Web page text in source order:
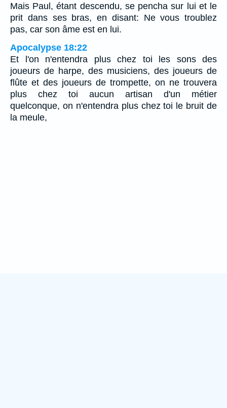
Mais Paul, étant descendu, se pencha sur lui et le
prit dans ses bras, en disant: Ne vous troublez
pas, car son âme est en lui.
Apocalypse 18:22
Et l'on n'entendra plus chez toi les sons des
joueurs de harpe, des musiciens, des joueurs de
flûte et des joueurs de trompette, on ne trouvera
plus chez toi aucun artisan d'un métier
quelconque, on n'entendra plus chez toi le bruit de
la meule,